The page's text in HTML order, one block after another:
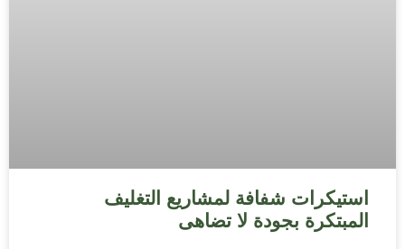
استيكرات شفافة لمشاريع التغليف
المبتكرة بجودة لا تضاهى